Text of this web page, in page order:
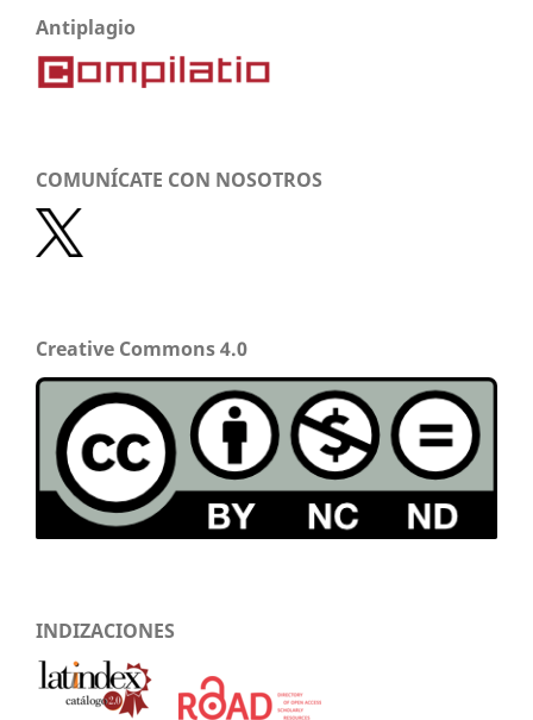
Antiplagio
COMUNÍCATE CON NOSOTROS
Creative Commons 4.0
INDIZACIONES